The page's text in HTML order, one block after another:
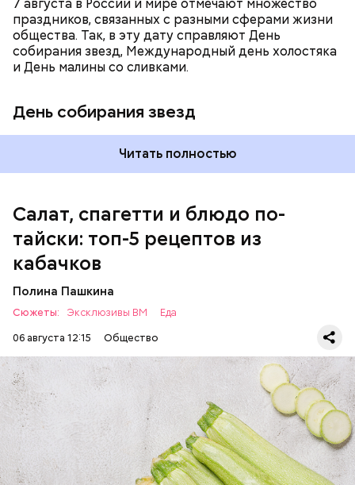
7 августа в России и мире отмечают множество
праздников, связанных с разными сферами жизни
общества. Так, в эту дату справляют День
собирания звезд, Международный день холостяка
и День малины со сливками.
День собирания звезд
Читать полностью
Салат, спагетти и блюдо по-
тайски: топ-5 рецептов из
кабачков
Полина Пашкина
Сюжеты: Эксклюзивы ВМ
Еда
06 августа 12:15
Общество
Ингредиенты:
кабачок;
петрушка;
оливковое масло;
ЕДА ОВОЩИ РЕЦЕПТЫ